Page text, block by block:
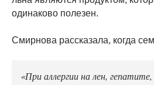
одинаково полезен.
Смирнова рассказала, когда
«При аллергии на лен,